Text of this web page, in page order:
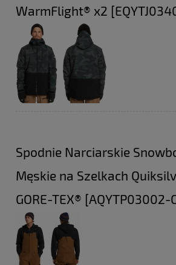
WarmFlight® x2
Spodnie Narciarskie
Męskie na Szelkach
GORE-TEX® [AQYTP03002-